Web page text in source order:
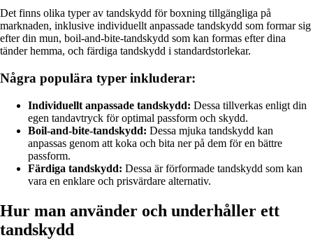
Det finns olika typer av tandskydd för boxning tillgängliga på
marknaden, inklusive individuellt anpassade tandskydd som formar sig
efter din mun, boil-and-bite-tandskydd som kan formas efter dina
tänder hemma, och färdiga tandskydd i standardstorlekar.
Några populära typer inkluderar:
Individuellt anpassade tandskydd: Dessa tillverkas enligt din
egen tandavtryck för optimal passform och skydd.
Boil-and-bite-tandskydd: Dessa mjuka tandskydd kan
anpassas genom att koka och bita ner på dem för en bättre
passform.
Färdiga tandskydd: Dessa är förformade tandskydd som kan
vara en enklare och prisvärdare alternativ.
Hur man använder och underhåller ett
tandskydd